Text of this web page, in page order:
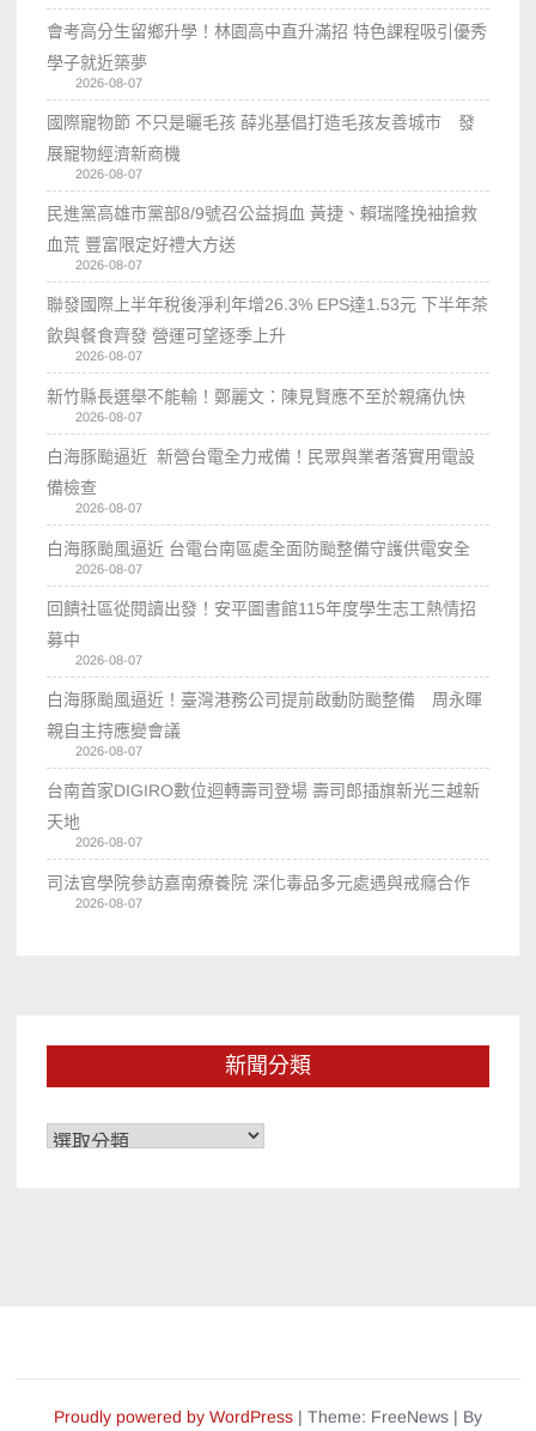
會考高分生留鄉升學！林園高中直升滿招 特色課程吸引優秀
學子就近築夢
2026-08-07
國際寵物節 不只是曬毛孩 薛兆基倡打造毛孩友善城市 發
展寵物經濟新商機
2026-08-07
民進黨高雄市黨部8/9號召公益捐血 黃捷、賴瑞隆挽袖搶救
血荒 豐富限定好禮大方送
2026-08-07
聯發國際上半年稅後淨利年增26.3% EPS達1.53元 下半年茶
飲與餐食齊發 營運可望逐季上升
2026-08-07
新竹縣長選舉不能輸！鄭麗文：陳見賢應不至於親痛仇快
2026-08-07
白海豚颱逼近 新營台電全力戒備！民眾與業者落實用電設
備檢查
2026-08-07
白海豚颱風逼近 台電台南區處全面防颱整備守護供電安全
2026-08-07
回饋社區從閱讀出發！安平圖書館115年度學生志工熱情招
募中
2026-08-07
白海豚颱風逼近！臺灣港務公司提前啟動防颱整備 周永暉
親自主持應變會議
2026-08-07
台南首家DIGIRO數位迴轉壽司登場 壽司郎插旗新光三越新
天地
2026-08-07
司法官學院參訪嘉南療養院 深化毒品多元處遇與戒癮合作
2026-08-07
新聞分類
新
Proudly powered by WordPress | Theme: FreeNews | By